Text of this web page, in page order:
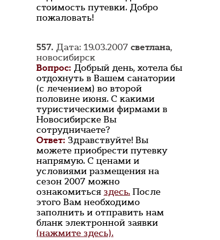
стоимость путевки. Добро
пожаловать!
557. Дата: 19.03.2007 светлана,
новосибирск
Вопрос: Добрый день, хотела бы
отдохнуть в Вашем санатории
(с лечением) во второй
половине июня. С какими
туристическими фирмами в
Новосибирске Вы
сотрудничаете?
Ответ: Здравствуйте! Вы
можете приобрести путевку
напрямую. С ценами и
условиями размещения на
сезон 2007 можно
ознакомиться здесь. После
этого Вам необходимо
заполнить и отправить нам
бланк электронной заявки
(нажмите здесь).